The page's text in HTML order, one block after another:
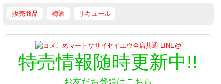
販売商品 梅酒 リキュール
特売情報随時更新中!!
お友だち登録はこちら